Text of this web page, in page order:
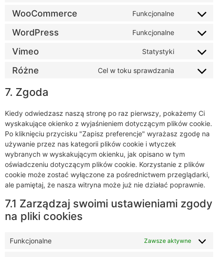
WooCommerce Funkcjonalne
WordPress Funkcjonalne
Vimeo Statystyki
Różne Cel w toku sprawdzania
7. Zgoda
Kiedy odwiedzasz naszą stronę po raz pierwszy, pokażemy Ci
wyskakujące okienko z wyjaśnieniem dotyczącym plików cookie.
Po kliknięciu przycisku "Zapisz preferencje" wyrażasz zgodę na
używanie przez nas kategorii plików cookie i wtyczek
wybranych w wyskakującym okienku, jak opisano w tym
oświadczeniu dotyczącym plików cookie. Korzystanie z plików
cookie może zostać wyłączone za pośrednictwem przeglądarki,
ale pamiętaj, że nasza witryna może już nie działać poprawnie.
7.1 Zarządzaj swoimi ustawieniami zgody
na pliki cookies
Funkcjonalne Zawsze aktywne